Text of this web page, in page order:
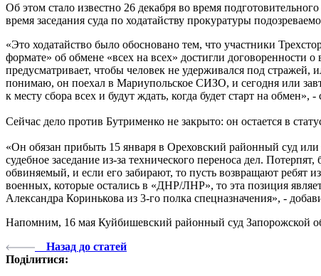
Об этом стало известно 26 декабря во время
время заседания суда по ходатайству прокуратуры
«Это ходатайство было обосновано тем, что участники
формате» об обмене «всех на всех» достигли договоренности
предусматривает, чтобы человек не удерживался под стражей,
понимаю, он поехал в Мариупольское СИЗО, и сегодня или
к месту сбора всех и будут ждать, когда будет старт на
Сейчас дело против Бутрименко не закрыто: он остается в
«Он обязан прибыть 15 января в Ореховский районный суд
судебное заседание из-за технического переноса дел.
обвиняемый, и если его забирают, то пусть возвращают ребят
военных, которые остались в «ДНР/ЛНР», то эта позиция
Александра Коринькова из 3-го полка спецназначения», -
Напомним, 16 мая Куйбишевский районный суд Запорожской
Назад до статей
Поділитися: